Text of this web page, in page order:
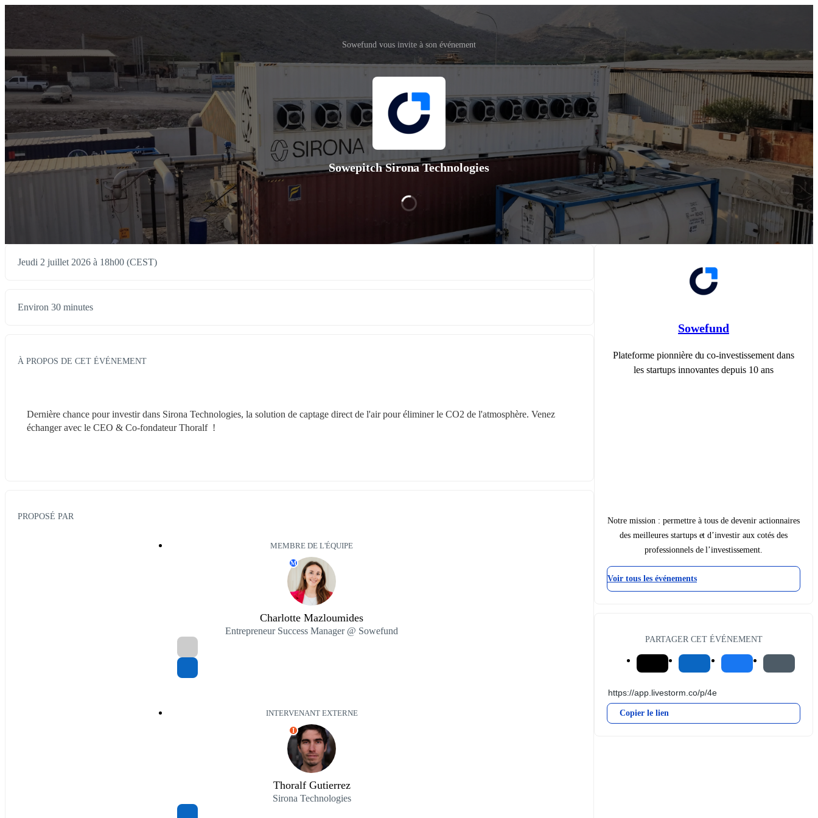
Sowefund vous invite à son événement
Sowepitch Sirona Technologies
Jeudi 2 juillet 2026 à 18h00 (CEST)
Environ 30 minutes
À PROPOS DE CET ÉVÉNEMENT
Dernière chance pour investir dans Sirona Technologies, la solution de captage direct de l'air pour éliminer le CO2 de l'atmosphère. Venez
échanger avec le CEO & Co-fondateur Thoralf  !
PROPOSÉ PAR
MEMBRE DE L'ÉQUIPE
M
Charlotte Mazloumides
Entrepreneur Success Manager @ Sowefund
INTERVENANT EXTERNE
I
Thoralf Gutierrez
Sirona Technologies
Sowefund
Plateforme pionnière du co-investissement dans
les startups innovantes depuis 10 ans
Notre mission : permettre à tous de devenir actionnaires
des meilleures startups et d’investir aux cotés des
professionnels de l’investissement.
Voir tous les événements
PARTAGER CET ÉVÉNEMENT
Copier le lien